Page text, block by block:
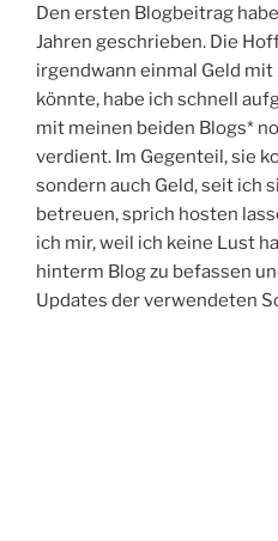
Den ersten Blogbeitrag
Jahren geschrieben. Die
irgendwann einmal Geld
könnte, habe ich schnell
mit meinen beiden Blogs*
verdient. Im Gegenteil, sie
sondern auch Geld, seit ich
betreuen, sprich hosten
ich mir, weil ich keine Lust
hinterm Blog zu befassen
Updates der verwendeten